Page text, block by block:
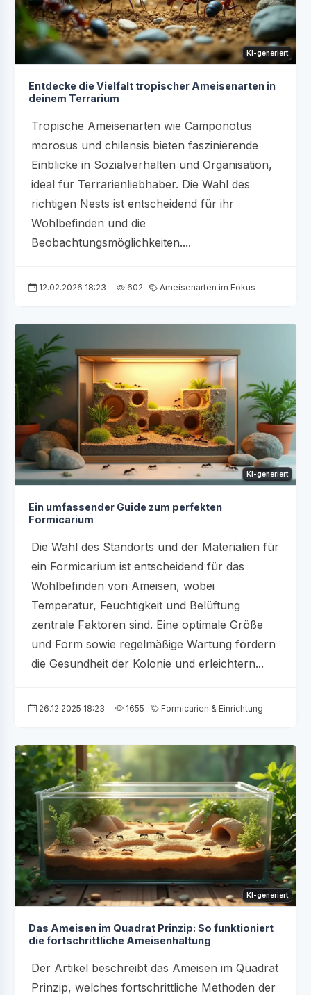
KI-generiert
Entdecke die Vielfalt tropischer Ameisenarten in
deinem Terrarium
Tropische Ameisenarten wie Camponotus
morosus und chilensis bieten faszinierende
Einblicke in Sozialverhalten und Organisation,
ideal für Terrarienliebhaber. Die Wahl des
richtigen Nests ist entscheidend für ihr
Wohlbefinden und die
Beobachtungsmöglichkeiten....
12.02.2026 18:23 602 Ameisenarten im Fokus
KI-generiert
Ein umfassender Guide zum perfekten
Formicarium
Die Wahl des Standorts und der Materialien für
ein Formicarium ist entscheidend für das
Wohlbefinden von Ameisen, wobei
Temperatur, Feuchtigkeit und Belüftung
zentrale Faktoren sind. Eine optimale Größe
und Form sowie regelmäßige Wartung fördern
die Gesundheit der Kolonie und erleichtern...
26.12.2025 18:23 1655 Formicarien & Einrichtung
KI-generiert
Das Ameisen im Quadrat Prinzip: So funktioniert
die fortschrittliche Ameisenhaltung
Der Artikel beschreibt das Ameisen im Quadrat
Prinzip, welches fortschrittliche Methoden der